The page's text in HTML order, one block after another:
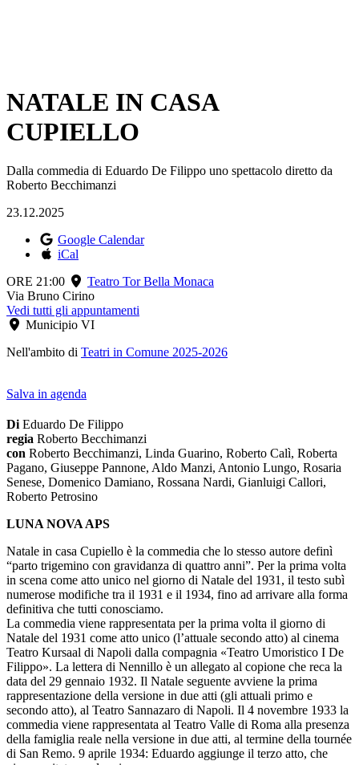
NATALE IN CASA
CUPIELLO
Dalla commedia di Eduardo De Filippo uno spettacolo diretto da
Roberto Becchimanzi
23.12.2025
Google Calendar
iCal
ORE 21:00
Teatro Tor Bella Monaca
Via Bruno Cirino
Vedi tutti gli appuntamenti
Municipio VI
Nell'ambito di Teatri in Comune 2025-2026
Salva in agenda
Di Eduardo De Filippo
regia Roberto Becchimanzi
con Roberto Becchimanzi, Linda Guarino, Roberto Calì, Roberta
Pagano, Giuseppe Pannone, Aldo Manzi, Antonio Lungo, Rosaria
Senese, Domenico Damiano, Rossana Nardi, Gianluigi Callori,
Roberto Petrosino
LUNA NOVA APS
Natale in casa Cupiello è la commedia che lo stesso autore definì
“parto trigemino con gravidanza di quattro anni”. Per la prima volta
in scena come atto unico nel giorno di Natale del 1931, il testo subì
numerose modifiche tra il 1931 e il 1934, fino ad arrivare alla forma
definitiva che tutti conosciamo.
La commedia viene rappresentata per la prima volta il giorno di
Natale del 1931 come atto unico (l’attuale secondo atto) al cinema
Teatro Kursaal di Napoli dalla compagnia «Teatro Umoristico I De
Filippo». La lettera di Nennillo è un allegato al copione che reca la
data del 29 gennaio 1932. Il Natale seguente avviene la prima
rappresentazione della versione in due atti (gli attuali primo e
secondo atto), al Teatro Sannazaro di Napoli. Il 4 novembre 1933 la
commedia viene rappresentata al Teatro Valle di Roma alla presenza
della famiglia reale nella versione in due atti, al termine della tournée
di San Remo. 9 aprile 1934: Eduardo aggiunge il terzo atto, che